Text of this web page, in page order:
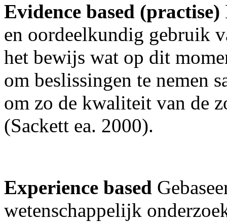
Evidence based (practise)
en oordeelkundig gebruik
het bewijs wat op dit
om beslissingen te nemen
om zo de kwaliteit van de
(Sackett ea. 2000).
Experience based
wetenschappelijk